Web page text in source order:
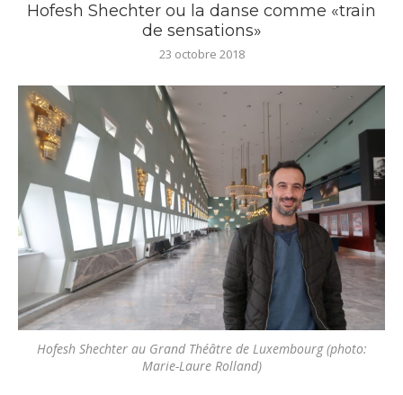
Hofesh Shechter ou la danse comme «train
de sensations»
23 octobre 2018
Hofesh Shechter au Grand Théâtre de Luxembourg (photo:
Marie-Laure Rolland)